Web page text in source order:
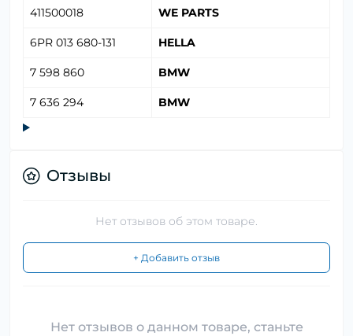
411500018 WE PARTS
6PR 013 680-131 HELLA
7 598 860 BMW
7 636 294 BMW
Отзывы
Нет отзывов об этом товаре.
+ Добавить отзыв
Нет отзывов о данном товаре, станьте